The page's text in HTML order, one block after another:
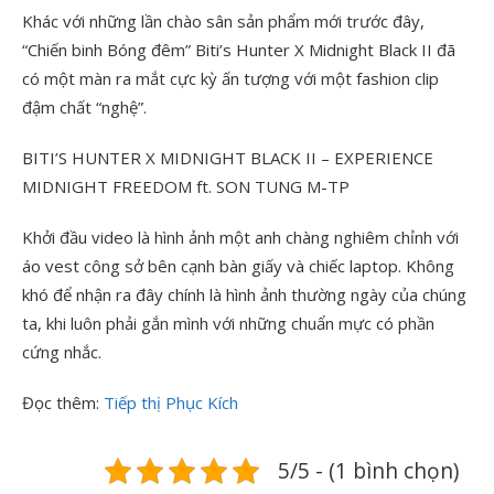
Khác với những lần chào sân sản phẩm mới trước đây,
“Chiến binh Bóng đêm” Biti’s Hunter X Midnight Black II đã
có một màn ra mắt cực kỳ ấn tượng với một fashion clip
đậm chất “nghệ”.
BITI’S HUNTER X MIDNIGHT BLACK II – EXPERIENCE
MIDNIGHT FREEDOM ft. SON TUNG M-TP
Khởi đầu video là hình ảnh một anh chàng nghiêm chỉnh với
áo vest công sở bên cạnh bàn giấy và chiếc laptop. Không
khó để nhận ra đây chính là hình ảnh thường ngày của chúng
ta, khi luôn phải gắn mình với những chuẩn mực có phần
cứng nhắc.
Đọc thêm: Tiếp thị Phục Kích
5/5 - (1 bình chọn)